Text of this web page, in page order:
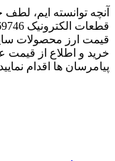
ایم، لطف خدا
محصولات سایت
اطلاع از قیمت عمده
ها اقدام نمایید